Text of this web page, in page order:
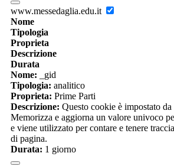
www.messedaglia.edu.it
Nome
Tipologia
Proprieta
Descrizione
Durata
Nome: _gid
Tipologia: analitico
Proprieta: Prime Parti
Descrizione: Questo cookie è impostato
Memorizza e aggiorna un valore univoco
e viene utilizzato per contare e tenere
di pagina.
Durata: 1 giorno